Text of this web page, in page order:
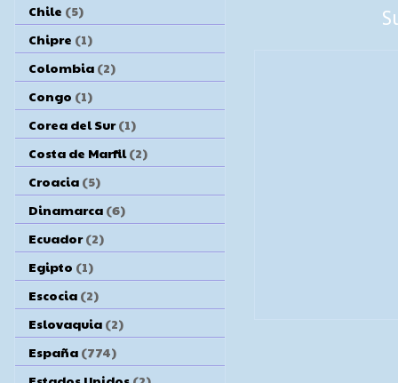
Chile (5)
Chipre (1)
Colombia (2)
Congo (1)
Corea del Sur (1)
Costa de Marfil (2)
Croacia (5)
Dinamarca (6)
Ecuador (2)
Egipto (1)
Escocia (2)
Eslovaquia (2)
España (774)